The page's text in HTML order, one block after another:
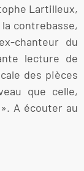
Lartilleux,
contrebasse,
chanteur du
lecture de
des pièces
que celle,
A écouter au